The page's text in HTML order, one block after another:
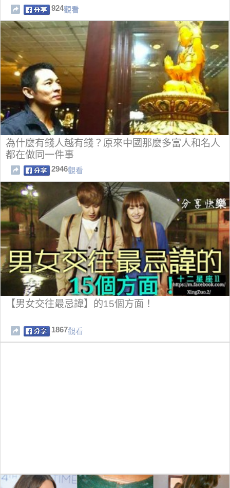
924觀看
為什麼有錢人越有錢？原來中國那麼多富人和名人
都在做同一件事
2946觀看
【男女交往最忌諱】的15個方面！
1867觀看